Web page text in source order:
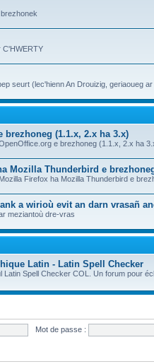
C'HWERTY
seurt (lec'hienn An Drouizig, geriaoueg
(1.1.x, 2.x ha 3.x)
e brezhoneg (1.1.x, 2.x ha
Mozilla Thunderbird e
Firefox ha Mozilla Thunderbird e
a wirioù evit an darn vrasañ
meziantoù dre-vras
Latin - Latin Spell Checker
Latin Spell Checker COL. Un forum pour
Mot de passe :